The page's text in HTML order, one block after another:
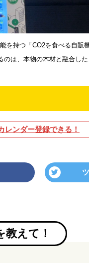
を持つ「CO2を食べる自販
のは、本物の木材と融合し
ンダー登録できる！
えて！